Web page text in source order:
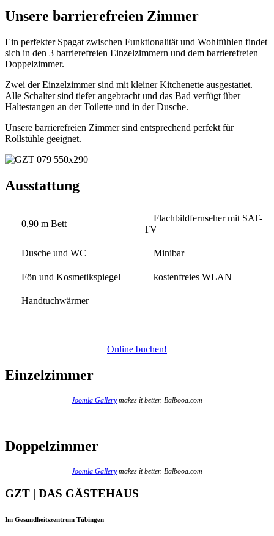
Unsere barrierefreien Zimmer
Ein perfekter Spagat zwischen Funktionalität und Wohlfühlen findet
sich in den 3 barrierefreien Einzelzimmern und dem barrierefreien
Doppelzimmer.
Zwei der Einzelzimmer sind mit kleiner Kitchenette ausgestattet.
Alle Schalter sind tiefer angebracht und das Bad verfügt über
Haltestangen an der Toilette und in der Dusche.
Unsere barrierefreien Zimmer sind entsprechend perfekt für
Rollstühle geeignet.
Ausstattung
0,90 m Bett
Flachbildfernseher mit SAT-
TV
Dusche und WC Minibar
Fön und Kosmetikspiegel kostenfreies WLAN
Handtuchwärmer
Online buchen!
Einzelzimmer
Joomla Gallerymakes it better. Balbooa.com
Doppelzimmer
Joomla Gallerymakes it better. Balbooa.com
GZT | DAS GÄSTEHAUS
Im Gesundheitszentrum Tübingen